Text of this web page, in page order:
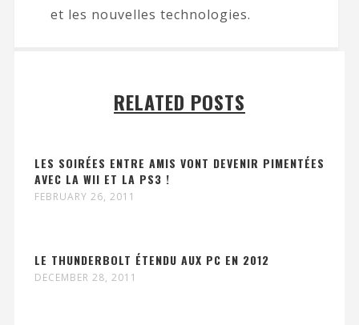
et les nouvelles technologies.
RELATED POSTS
LES SOIRÉES ENTRE AMIS VONT DEVENIR PIMENTÉES
AVEC LA WII ET LA PS3 !
FEBRUARY 26, 2011
LE THUNDERBOLT ÉTENDU AUX PC EN 2012
DECEMBER 28, 2011